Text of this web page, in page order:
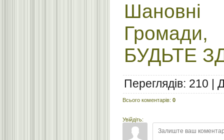
Шановні
БУДЬТЕ
Переглядів: 210 |
Всього коментарів: 0
Увійдіть: